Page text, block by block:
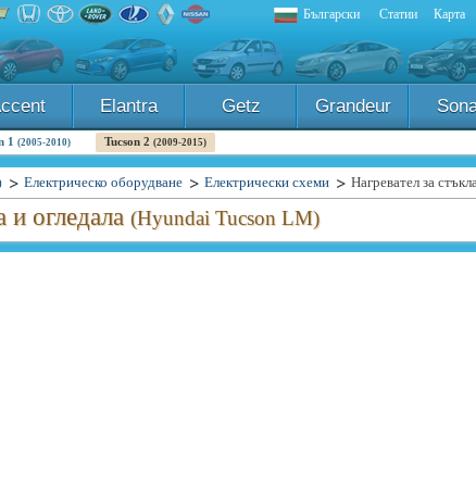
Български Статии Карта
Elantra Getz Grandeur
1 (2005-2010) Tucson 2 (2009-2015)
Електрическо оборудване Електрически схеми Нагревател за
и огледала (Hyundai Tucson LM)